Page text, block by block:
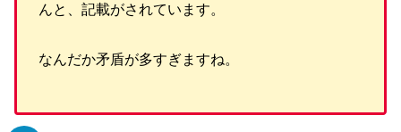
んと、記載がされています。
なんだか矛盾が多すぎますね。